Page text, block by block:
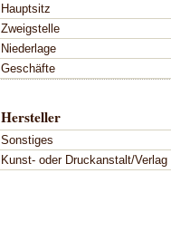
Hauptsitz
Zweigstelle
Niederlage
Geschäfte
Hersteller
Sonstiges
Kunst- oder Druckanstalt/Verlag